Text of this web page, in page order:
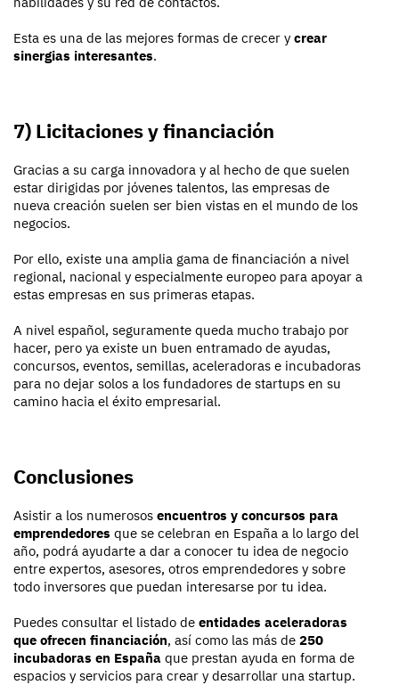
Esta es una de las mejores formas de crecer y crear
sinergias interesantes.
7) Licitaciones y financiación
Gracias a su carga innovadora y al hecho de que suelen
estar dirigidas por jóvenes talentos, las empresas de
nueva creación suelen ser bien vistas en el mundo de los
negocios.
Por ello, existe una amplia gama de financiación a nivel
regional, nacional y especialmente europeo para apoyar a
estas empresas en sus primeras etapas.
A nivel español, seguramente queda mucho trabajo por
hacer, pero ya existe un buen entramado de ayudas,
concursos, eventos, semillas, aceleradoras e incubadoras
para no dejar solos a los fundadores de startups en su
camino hacia el éxito empresarial.
Conclusiones
Asistir a los numerosos encuentros y concursos para
emprendedores que se celebran en España a lo largo del
año, podrá ayudarte a dar a conocer tu idea de negocio
entre expertos, asesores, otros emprendedores y sobre
todo inversores que puedan interesarse por tu idea.
Puedes consultar el listado de entidades aceleradoras
que ofrecen financiación, así como las más de 250
incubadoras en España que prestan ayuda en forma de
espacios y servicios para crear y desarrollar una startup.